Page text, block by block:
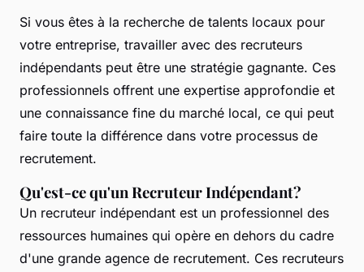
Si vous êtes à la recherche de talents locaux pour
votre entreprise, travailler avec des recruteurs
indépendants peut être une stratégie gagnante. Ces
professionnels offrent une expertise approfondie et
une connaissance fine du marché local, ce qui peut
faire toute la différence dans votre processus de
recrutement.
Qu'est-ce qu'un Recruteur Indépendant?
Un recruteur indépendant est un professionnel des
ressources humaines qui opère en dehors du cadre
d'une grande agence de recrutement. Ces recruteurs